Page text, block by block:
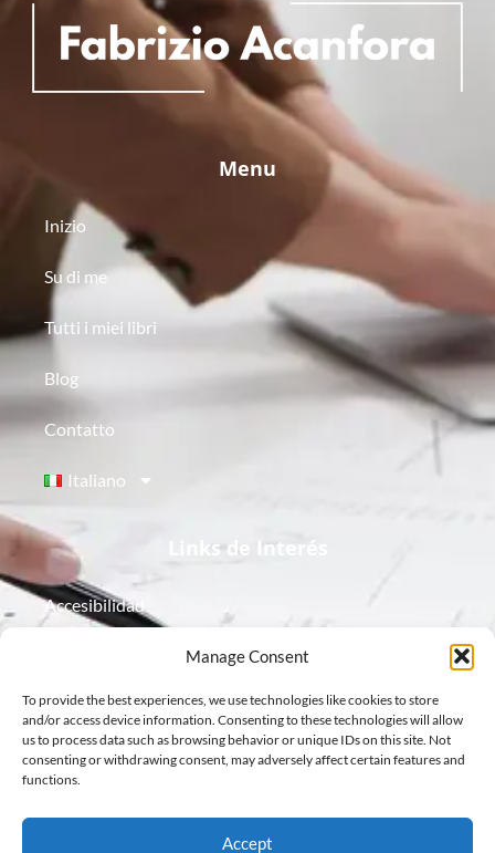
Manage Consent
To provide the best experiences, we use technologies like cookies to store
and/or access device information. Consenting to these technologies will allow
us to process data such as browsing behavior or unique IDs on this site. Not
consenting or withdrawing consent, may adversely affect certain features and
functions.
Accept
Menu
Inizio
Su di me
Tutti i miei libri
Blog
Contatto
Italiano
Links de Interés
Accesibilidad
Política de Cookies
Política de Privacidad